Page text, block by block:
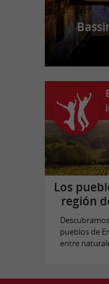
Los
región
pueblos de
entre